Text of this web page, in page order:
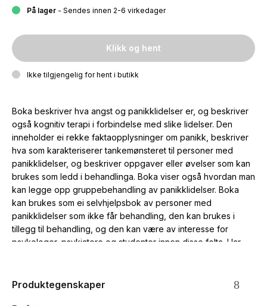
På lager - Sendes innen 2-6 virkedager
Klikk og hent
Ikke tilgjengelig for hent i butikk
Boka beskriver hva angst og panikklidelser er, og beskriver
også kognitiv terapi i forbindelse med slike lidelser. Den
inneholder ei rekke faktaopplysninger om panikk, beskriver
hva som karakteriserer tankemønsteret til personer med
panikklidelser, og beskriver oppgaver eller øvelser som kan
brukes som ledd i behandlinga. Boka viser også hvordan man
kan legge opp gruppebehandling av panikklidelser. Boka
kan brukes som ei selvhjelpsbok av personer med
panikklidelser som ikke får behandling, den kan brukes i
tillegg til behandling, og den kan være av interesse for
psykologer, psykiatere og studenter innen disse felta. Har
Produktegenskaper